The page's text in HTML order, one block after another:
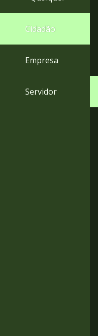
rodapé
Cidadão
Empresa
Servidor